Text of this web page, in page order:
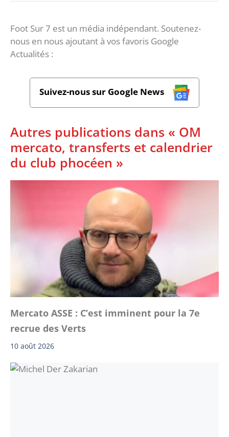
Foot Sur 7 est un média indépendant. Soutenez-
nous en nous ajoutant à vos favoris Google
Actualités :
Suivez-nous sur Google News
Autres publications dans « OM
mercato, transferts et calendrier
du club phocéen »
Mercato ASSE : C’est imminent pour la 7e
recrue des Verts
10 août 2026